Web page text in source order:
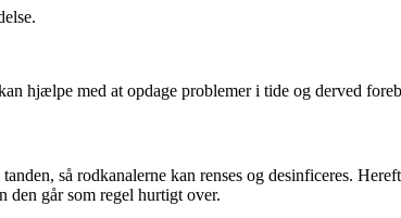
hjælpe med at opdage problemer i tide og derved
så rodkanalerne kan renses og desinficeres.
den går som regel hurtigt over.